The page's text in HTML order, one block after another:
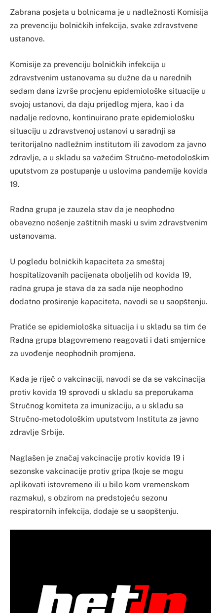
Zabrana posjeta u bolnicama je u nadležnosti Komisija
za prevenciju bolničkih infekcija, svake zdravstvene
ustanove.
Komisije za prevenciju bolničkih infekcija u
zdravstvenim ustanovama su dužne da u narednih
sedam dana izvrše procjenu epidemiološke situacije u
svojoj ustanovi, da daju prijedlog mjera, kao i da
nadalje redovno, kontinuirano prate epidemiološku
situaciju u zdravstvenoj ustanovi u saradnji sa
teritorijalno nadležnim institutom ili zavodom za javno
zdravlje, a u skladu sa važećim Stručno-metodološkim
uputstvom za postupanje u uslovima pandemije kovida
19.
Radna grupa je zauzela stav da je neophodno
obavezno nošenje zaštitnih maski u svim zdravstvenim
ustanovama.
U pogledu bolničkih kapaciteta za smeštaj
hospitalizovanih pacijenata oboljelih od kovida 19,
radna grupa je stava da za sada nije neophodno
dodatno proširenje kapaciteta, navodi se u saopštenju.
Pratiće se epidemiološka situacija i u skladu sa tim će
Radna grupa blagovremeno reagovati i dati smjernice
za uvođenje neophodnih promjena.
Kada je riječ o vakcinaciji, navodi se da se vakcinacija
protiv kovida 19 sprovodi u skladu sa preporukama
Stručnog komiteta za imunizaciju, a u skladu sa
Stručno-metodološkim uputstvom Instituta za javno
zdravlje Srbije.
Naglašen je značaj vakcinacije protiv kovida 19 i
sezonske vakcinacije protiv gripa (koje se mogu
aplikovati istovremeno ili u bilo kom vremenskom
razmaku), s obzirom na predstojeću sezonu
respiratornih infekcija, dodaje se u saopštenju.